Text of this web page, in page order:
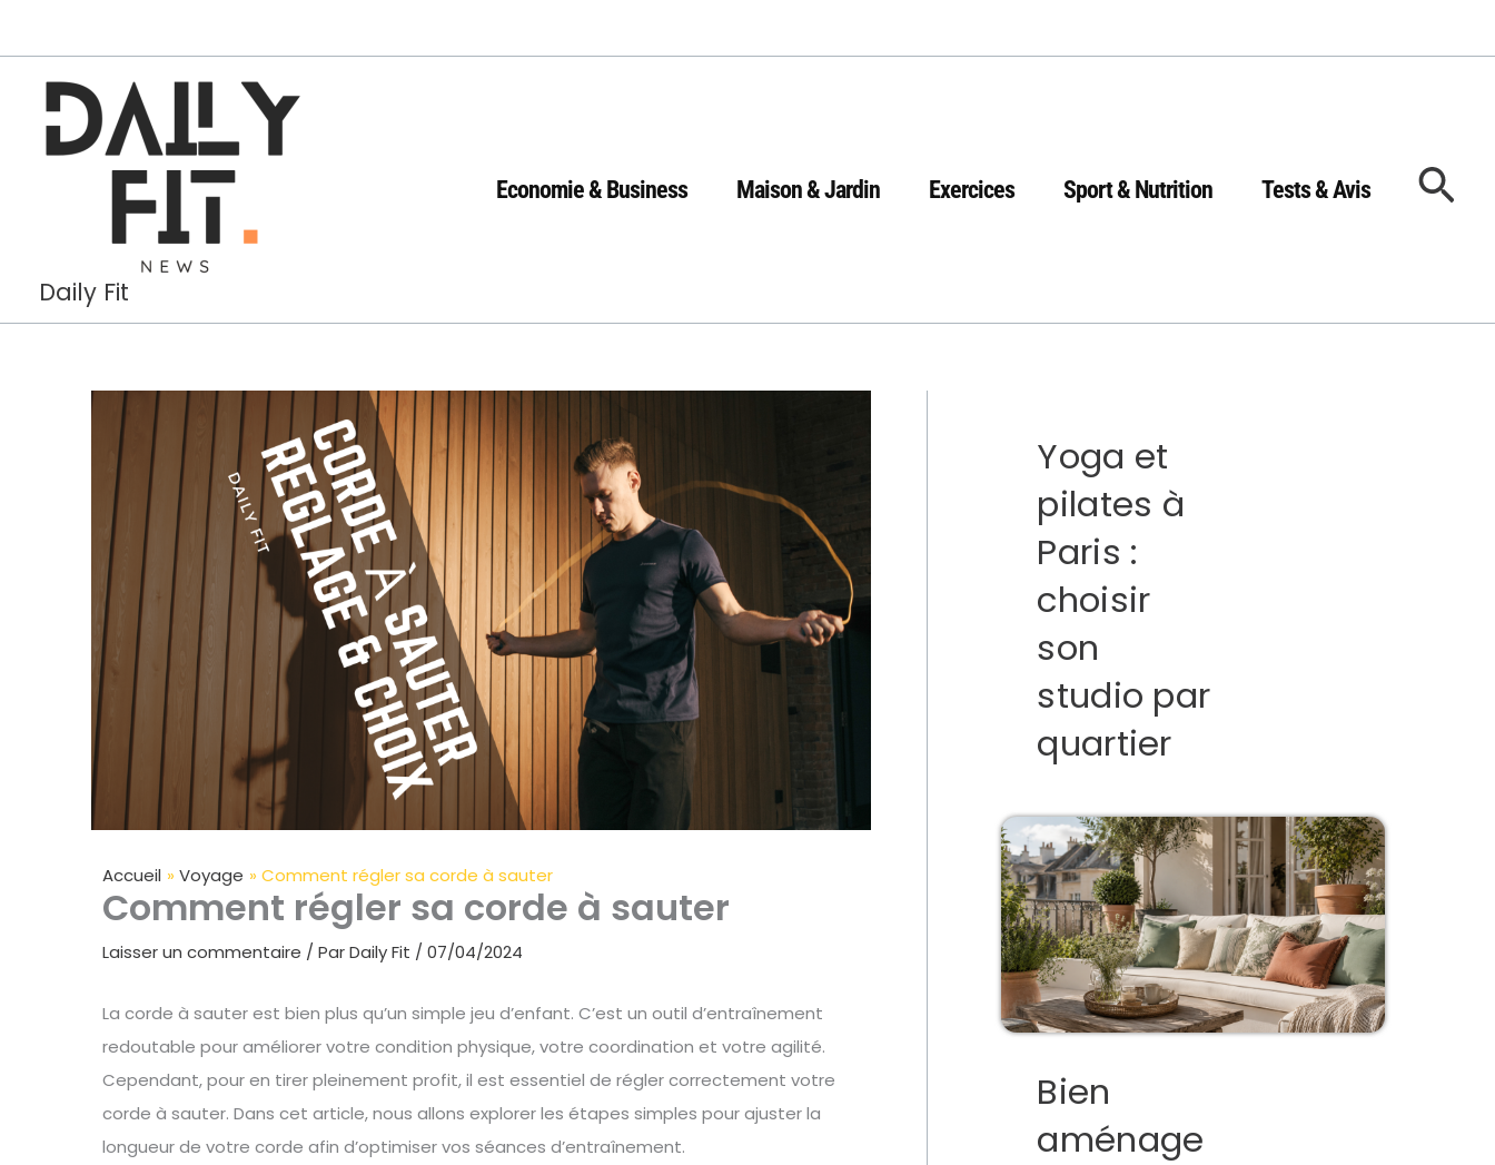
Daily Fit
Economie & Business Maison & Jardin Exercices Sport & Nutrition Tests & Avis
Accueil Voyage Comment régler sa corde à sauter
Comment régler sa corde à sauter
Laisser un commentaire / ParDaily Fit /07/04/2024
La corde à sauter est bien plus qu’un simple jeu d’enfant. C’est un outil d’entraînement
redoutable pour améliorer votre condition physique, votre coordination et votre agilité.
Cependant, pour en tirer pleinement profit, il est essentiel de régler correctement votre
corde à sauter. Dans cet article, nous allons explorer les étapes simples pour ajuster la
longueur de votre corde afin d’optimiser vos séances d’entraînement.
Yoga et
pilates à
Paris :
choisir
son
studio par
quartier
Bien
aménage